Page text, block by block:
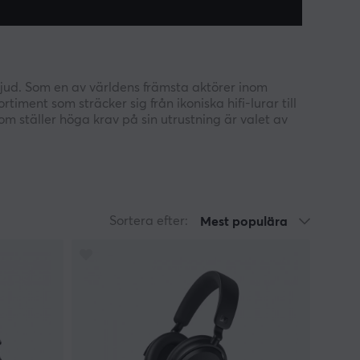
Som en av världens främsta aktörer inom
som sträcker sig från ikoniska hifi-lurar till
ställer höga krav på sin utrustning är valet av
skärpa. Oavsett om du föredrar en sluten
till ett förstahandsval för användare
Sortera efter: Mest populära